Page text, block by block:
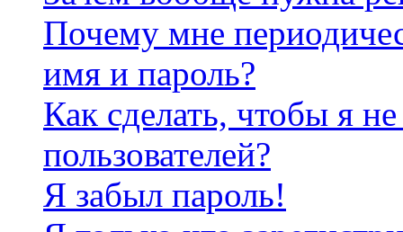
Почему мне
имя и пароль?
Как сделать, чтобы я
пользователей?
Я забыл пароль!